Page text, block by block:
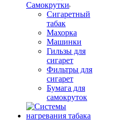
Самокрутки
Сигаретный
табак
Махорка
Машинки
Гильзы для
сигарет
Фильтры для
сигарет
Бумага для
самокруток